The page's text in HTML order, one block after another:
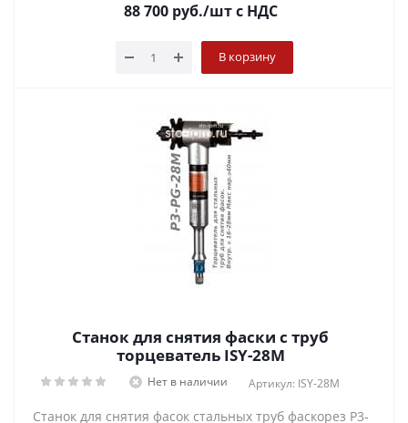
88 700 руб./штс НДС
В корзину
Станок для снятия фаски с труб
торцеватель ISY-28M
Нет в наличии Артикул: ISY-28M
Станок для снятия фасок стальных труб фаскорез P3-